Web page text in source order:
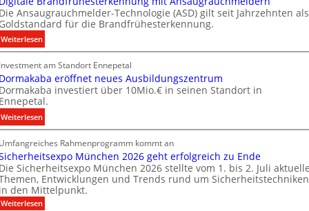
e
r
g
y
w
i
r
d
z
u
r
e
i
g
e
e
r
I
n
v
e
s
t
i
t
i
o
n
s
p
Ansaugrauchmelder-Technologie (ASD) gilt seit Jahrzehnten als
für die Brandfrühesterkennung.
Weiterlesen:
D
i
g
i
t
a
l
e
B
r
a
n
d
am Standort Ennepetal
eröffnet neues Ausbildungszentrum
investiert über 10Mio.€ in seinen Standort in
Weiterlesen:
D
o
r
m
a
k
a
Rahmenprogramm kommt an
München 2026 geht erfolgreich zu Ende
Sicherheitsexpo München 2026 stellte vom 1. bis 2. Juli
Entwicklungen und Trends rund um Sicherheitstechniken
den Mittelpunkt.
Weiterlesen: